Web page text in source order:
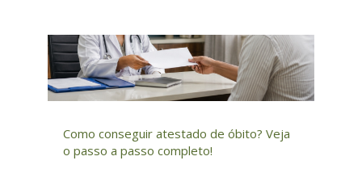
Como conseguir atestado de óbito? Veja
o passo a passo completo!